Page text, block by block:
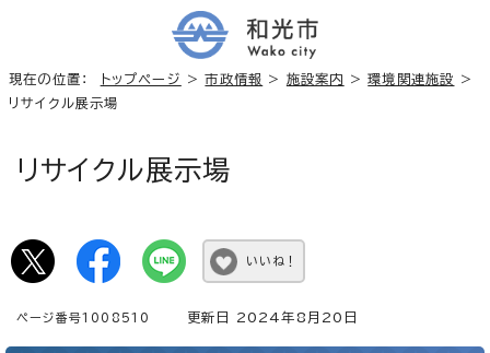
現在の位置： トップページ >市政情報 > 施設案内 >環境関連施設
>
リサイクル展示場
リサイクル展示場
いいね！
ページ番号1008510 更新日 2024年8月20日